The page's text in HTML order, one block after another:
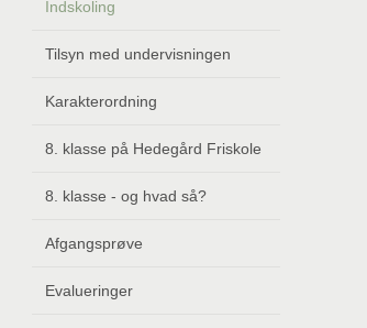
Indskoling
Tilsyn med undervisningen
Karakterordning
8. klasse på Hedegård Friskole
8. klasse - og hvad så?
Afgangsprøve
Evalueringer